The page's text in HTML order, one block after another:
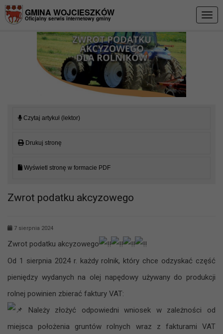
GMINA WOJCIESZKÓW
Oficjalny serwis internetowy gminy
Czytaj artykuł (lektor)
Drukuj stronę
Wyświetl stronę w formacie PDF
Zwrot podatku akcyzowego
7 sierpnia 2024
Zwrot podatku akcyzowego
Od 1 sierpnia 2024 r. każdy rolnik, który chce odzyskać część
pieniędzy wydanych na olej napędowy używany do produkcji
rolnej powinien zbierać faktury VAT:
Należy złożyć odpowiedni wniosek w zależności od
miejsca położenia gruntów rolnych wraz z fakturami VAT